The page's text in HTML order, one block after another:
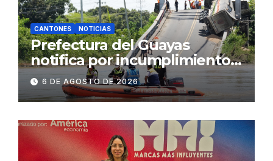
CANTONES NOTICIAS
Prefectura del Guayas
notifica por incumplimiento
contractual a la
Concesionaria CONORTE y
exige celeridad en
desmontaje del puente
Gonzalo Icaza Cornejo, en
Daule
6 DE AGOSTO DE 2026